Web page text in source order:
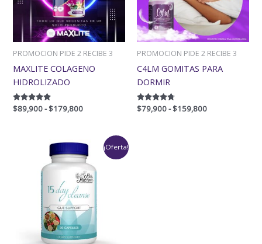
PROMOCION PIDE 2 RECIBE 3
MAXLITE COLAGENO
HIDROLIZADO
Valorado
con
$89,900-$179,800
PROMOCION PIDE 2 RECIBE 3
C4LM GOMITAS PARA
DORMIR
Valorado
con
$79,900-$159,800
¡Oferta!
Rango
de
precios:
desde
$89,000
hasta
$168,000